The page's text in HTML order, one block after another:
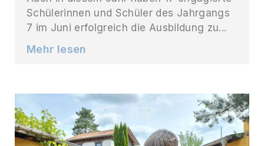
Schülerinnen und Schüler des Jahrgangs
7 im Juni erfolgreich die Ausbildung zu...
Mehr lesen